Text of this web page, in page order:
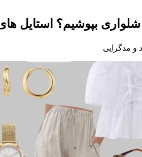
بپوشیم؟ استایل
و مدگرایی